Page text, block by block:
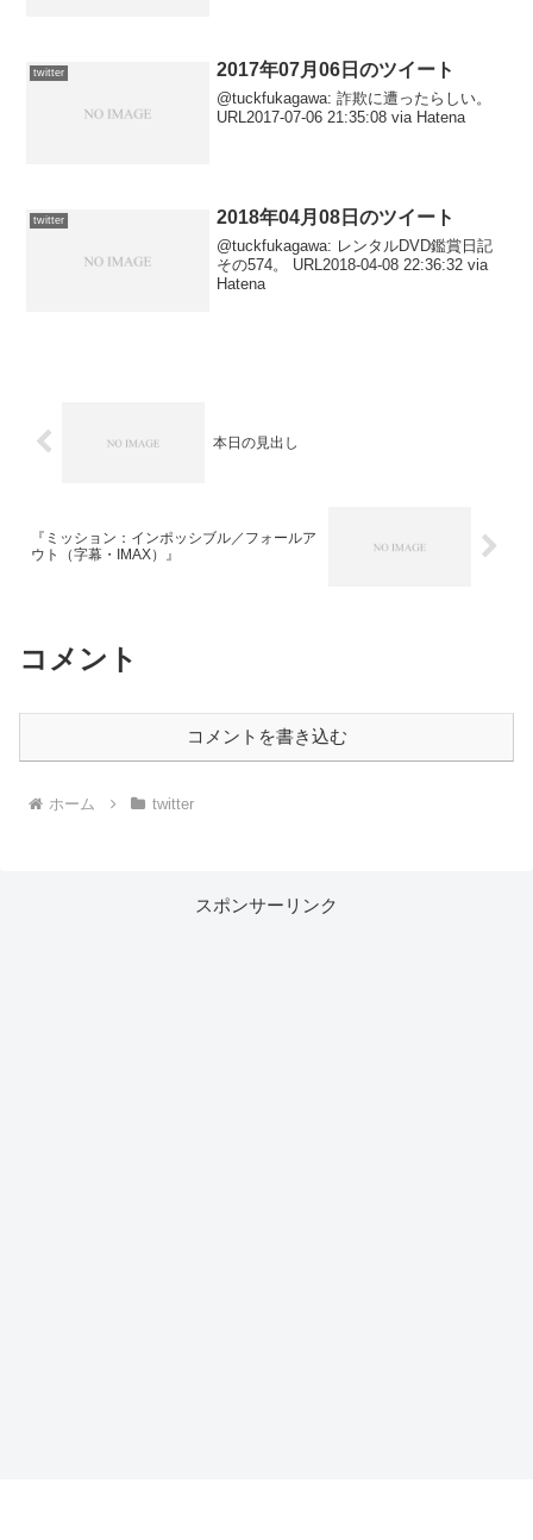
twitter 2017年07月06日のツイート
@tuckfukagawa: 詐欺に遭ったらしい。
URL2017-07-06 21:35:08 via Hatena
twitter 2018年04月08日のツイート
@tuckfukagawa: レンタルDVD鑑賞日記
その574。 URL2018-04-08 22:36:32 via
Hatena
本日の見出し
『ミッション：インポッシブル／フォールア
ウト（字幕・IMAX）』
コメント
コメントを書き込む
ホーム twitter
スポンサーリンク